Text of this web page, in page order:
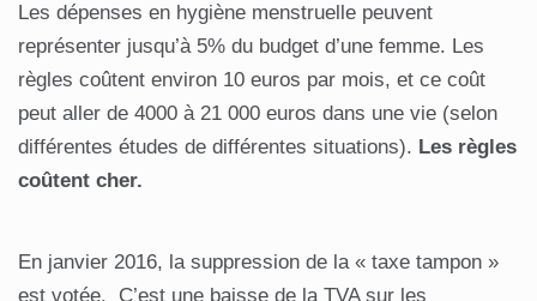
Les dépenses en hygiène menstruelle peuvent
représenter jusqu’à 5% du budget d’une femme. Les
règles coûtent environ 10 euros par mois, et ce coût
peut aller de 4000 à 21 000 euros dans une vie (selon
différentes études de différentes situations). Les règles
coûtent cher.
En janvier 2016, la suppression de la « taxe tampon »
est votée. C’est une baisse de la TVA sur les